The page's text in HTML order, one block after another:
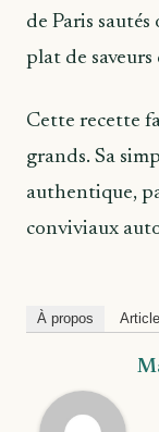
de Paris
plat de saveurs
Cette recette
grands. Sa
authentique,
conviviaux
À propos